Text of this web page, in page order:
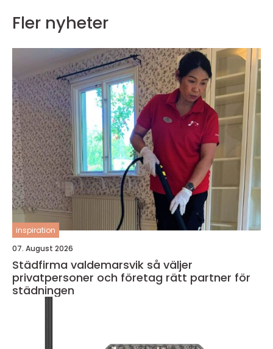
Fler nyheter
inspiration
07. August 2026
Städfirma valdemarsvik så väljer
privatpersoner och företag rätt partner för
städningen